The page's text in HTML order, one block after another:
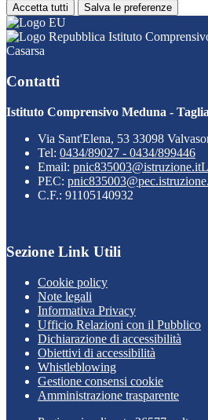
Accetta tutti Salva le preferenze
Istituto
Casarsa
Contatti
Istituto Comprensivo Meduna -
Via Sant'Elena, 53 33098
Tel: 0434/89027 - 0434/899446
Email: pnic835003@istruzione.it
PEC:
C.F.: 91105140932
Sezione Link Utili
Cookie policy
Note legali
Informativa Privacy
Ufficio Relazioni con il Pubblico
Dichiarazione di accessibilità
Obiettivi di accessibilità
Whistleblowing
Gestione consensi cookie
Amministrazione trasparente